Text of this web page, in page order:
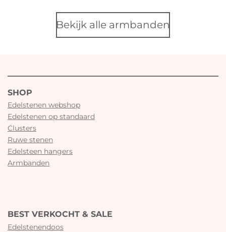
Bekijk alle armbanden
SHOP
Edelstenen webshop
Edelstenen op standaard
Clusters
Ruwe stenen
Edelsteen hangers
Armbanden
BEST VERKOCHT & SALE
Edelstenendoos